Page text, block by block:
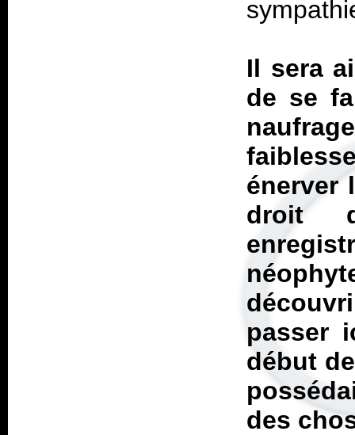
Il sera
de se
énerver
droit
passer
début
des